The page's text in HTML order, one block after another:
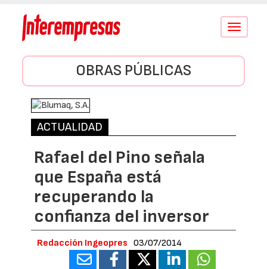
Conmutar
OBRAS PÚBLICAS
ACTUALIDAD
Rafael del Pino señala
que España está
recuperando la
confianza del inversor
Redacción Ingeopres 03/07/2014